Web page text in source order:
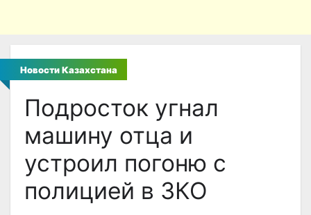
Новости Казахстана
Подросток угнал
машину отца и
устроил погоню с
полицией в ЗКО